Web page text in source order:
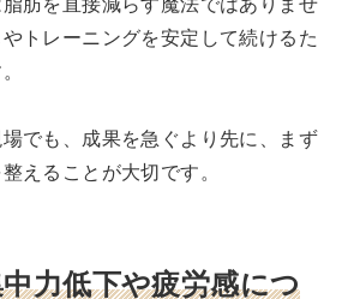
トレーニングを安定して続けるた
でも、成果を急ぐより先に、まず
えることが大切です。
力低下や疲労感につ